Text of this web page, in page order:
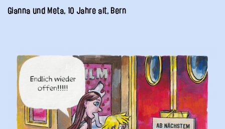
Gianna und Meta, 10 Jahre alt, Bern